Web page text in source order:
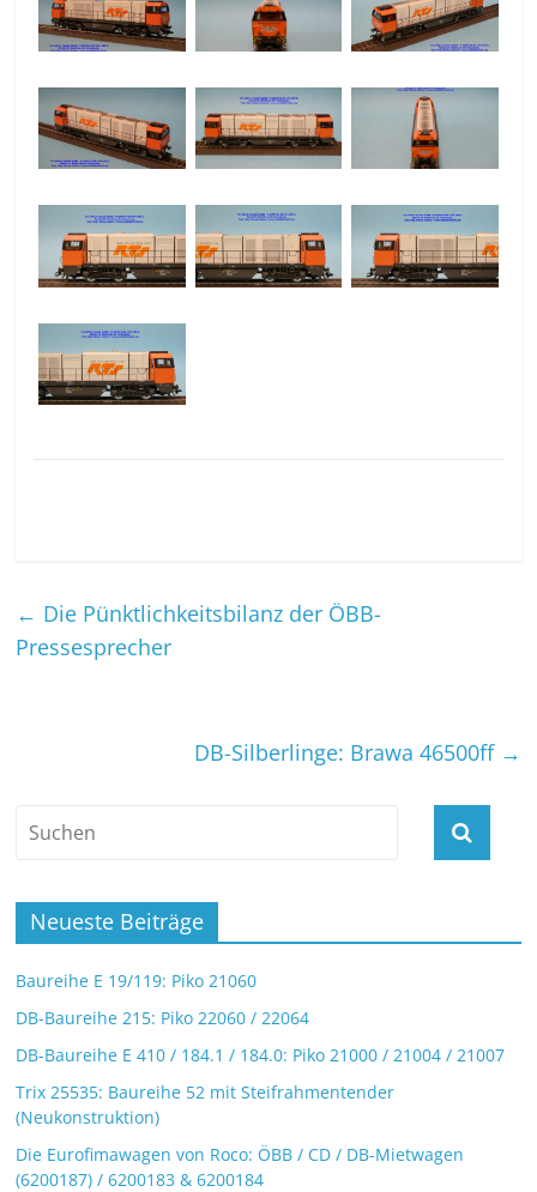
← Die Pünktlichkeitsbilanz der ÖBB-
Pressesprecher
DB-Silberlinge: Brawa 46500ff →
Neueste Beiträge
Baureihe E 19/119: Piko 21060
DB-Baureihe 215: Piko 22060 / 22064
DB-Baureihe E 410 / 184.1 / 184.0: Piko 21000 / 21004 / 21007
Trix 25535: Baureihe 52 mit Steifrahmentender
(Neukonstruktion)
Die Eurofimawagen von Roco: ÖBB / CD / DB-Mietwagen
(6200187) / 6200183 & 6200184